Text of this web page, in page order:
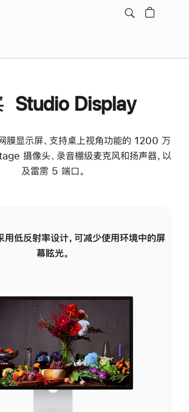
Studio Display
膜显示屏、支持桌上视角功能的 1200 万
摄像头、录音棚级麦克风和扬声器，以
及雷雳 5 端口。
用低反射率设计，可减少使用环境中的屏
幕眩光。